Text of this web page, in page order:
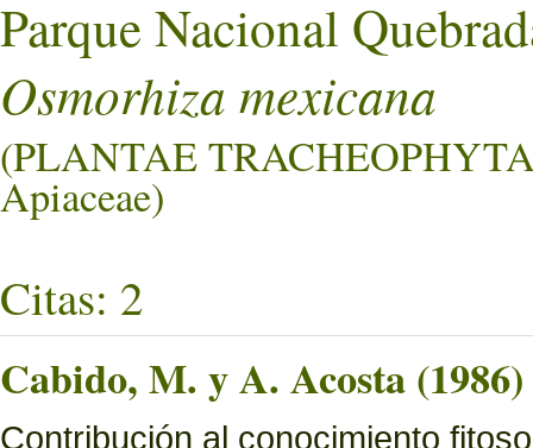
Parque Nacional
Osmorhiza mexicana
(PLANTAE
Apiaceae)
Citas: 2
Cabido, M. y A. Acosta (1986)
Contribución al conocimiento